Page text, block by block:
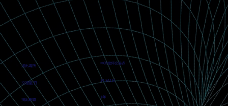
掲出場所 中洲電停交差点
交通量/日 14,841台
掲出期間 1年